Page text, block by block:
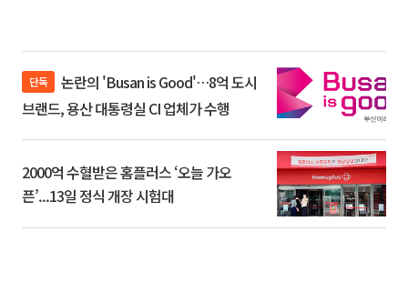
단독
브랜드, 용산 대통령실 CI 업체가 수행
2000억 수혈받은 홈플러스 ‘오늘 가오
픈’...13일 정식 개장 시험대